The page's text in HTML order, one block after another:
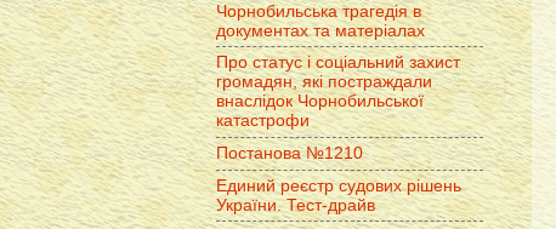
Чорнобильська трагедія в
документах та матеріалах
Про статус і соціальний захист
громадян, які постраждали
внаслідок Чорнобильської
катастрофи
Постанова №1210
Единий реєстр судових рішень
України. Тест-драйв